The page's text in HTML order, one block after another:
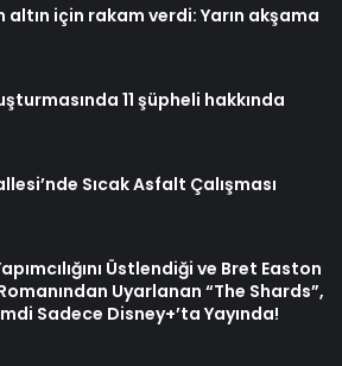
altın için rakam verdi: Yarın akşama
11 şüpheli hakkında
Sıcak Asfalt Çalışması
Üstlendiği ve Bret Easton
Uyarlanan “The Shards”,
Sadece Disney+’ta Yayında!